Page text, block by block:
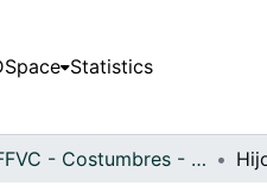
Statistics
APFFVC - Costumbres - Patrimonial